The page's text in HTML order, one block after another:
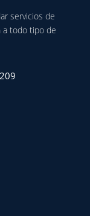
servicios de
a todo tipo de